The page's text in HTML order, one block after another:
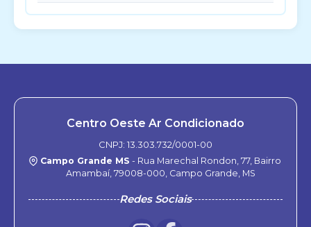
Centro Oeste Ar Condicionado
CNPJ: 13.303.732/0001-00
Campo Grande MS - Rua Marechal Rondon, 77, Bairro
Amambaí, 79008-000, Campo Grande, MS
Redes Sociais